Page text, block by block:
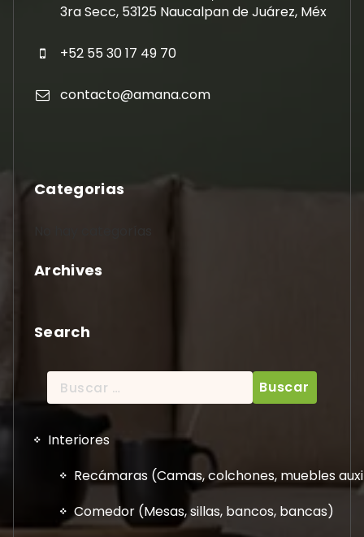
3ra Secc, 53125 Naucalpan de Juárez, Méx
+52 55 30 17 49 70
contacto@amana.com
Categorias
Archives
Search
Buscar:
Interiores
Recámaras (Camas, colchones, muebles
Comedor (Mesas, sillas, bancos, bancas)